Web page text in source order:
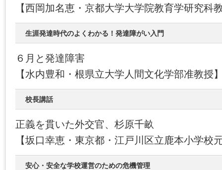
【西岡加名恵・京都大学大学院教育学研究科
生涯発達時代のよくわかる！発達障がい入門
６月と発達障害
【水内豊和・根県立大学人間文化学部准教授
校長講話
正義を貫いた外交官、杉原千畝
【坂口幸恵・東京都・江戸川区立鹿本小学校
安心・安全な学校運営のための危機管理